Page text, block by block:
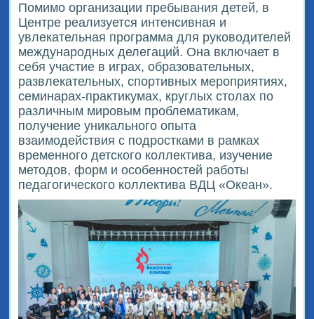
Помимо организации пребывания детей, в
Центре реализуется интенсивная и
увлекательная программа для руководителей
международных делегаций. Она включает в
себя участие в играх, образовательных,
развлекательных, спортивных мероприятиях,
семинарах-практикумах, круглых столах по
различным мировым проблематикам,
получение уникального опыта
взаимодействия с подростками в рамках
временного детского коллектива, изучение
методов, форм и особенностей работы
педагогического коллектива ВДЦ «Океан».